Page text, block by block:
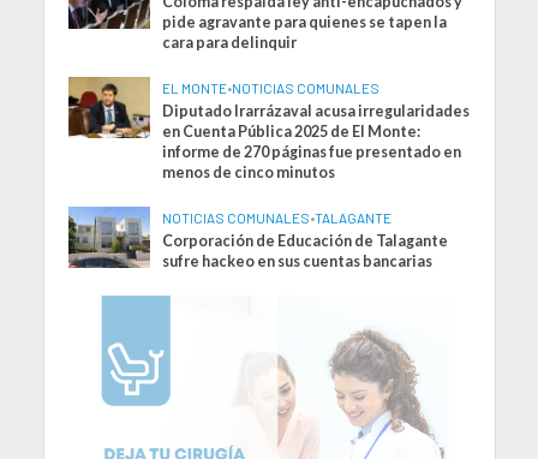
pide agravante para quienes se tapen la
cara para delinquir
EL MONTE•NOTICIAS COMUNALES
Diputado Irarrázaval acusa irregularidades
en Cuenta Pública 2025 de El Monte:
informe de 270 páginas fue presentado en
menos de cinco minutos
NOTICIAS COMUNALES•TALAGANTE
Corporación de Educación de Talagante
sufre hackeo en sus cuentas bancarias